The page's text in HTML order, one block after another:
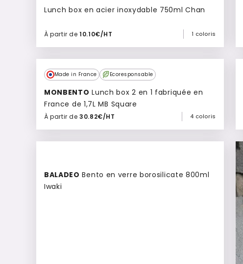
Lunch box en acier inoxydable 750ml Chan
À partir de10.10€/HT 1 coloris
Ajouter à mon devis
Made in France Ecoresponsable
MONBENTO Lunch box 2 en 1 fabriquée en
France de 1,7L MB Square
À partir de30.82€/HT 4 coloris
Ajouter à mon devis
BALADEO Bento en verre borosilicate 800ml
Iwaki